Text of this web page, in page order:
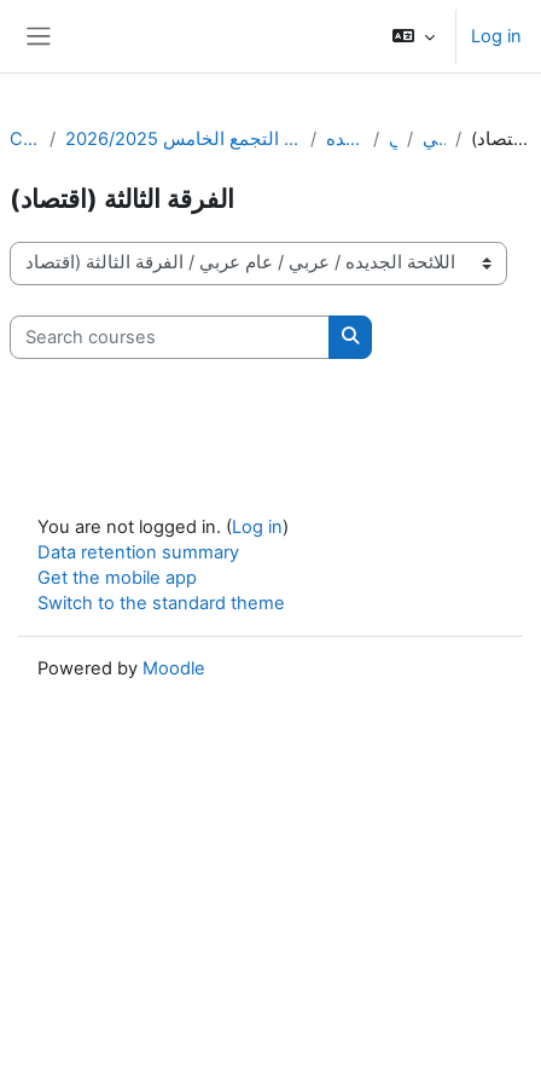
Log in
Courses المعهد العالي للعلوم الادارية والتجارة الخارجية - التجمع الخامس 2026/2025 اللائحة الجديده عربي عام عربي الفرقة الثالثة (اقتصاد)
الفرقة الثالثة (اقتصاد)
Course categories
Search courses
Search courses
You are not logged in. (Log in)
Data retention summary
Get the mobile app
Switch to the standard theme
Powered by Moodle